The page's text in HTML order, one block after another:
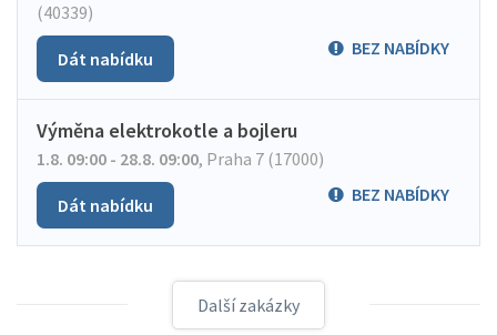
(40339)
BEZ NABÍDKY
Dát nabídku
Výměna elektrokotle a bojleru
1.8. 09:00 - 28.8. 09:00, Praha 7 (17000)
BEZ NABÍDKY
Dát nabídku
Další zakázky